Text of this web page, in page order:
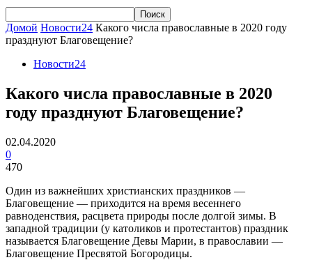
Домой Новости24 Какого числа православные в 2020 году
празднуют Благовещение?
Новости24
Какого числа православные в 2020
году празднуют Благовещение?
02.04.2020
0
470
Один из важнейших христианских праздников —
Благовещение — приходится на время весеннего
равноденствия, расцвета природы после долгой зимы. В
западной традиции (у католиков и протестантов) праздник
называется Благовещение Девы Марии, в православии —
Благовещение Пресвятой Богородицы.